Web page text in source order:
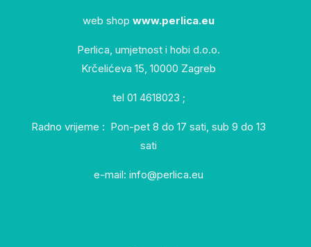
web shop www.perlica.eu
Perlica, umjetnost i hobi d.o.o.
Krčelićeva 15, 10000 Zagreb
tel 01 4618023 ;
Radno vrijeme : Pon-pet 8 do 17 sati, sub 9 do 13
sati
e-mail: info@perlica.eu